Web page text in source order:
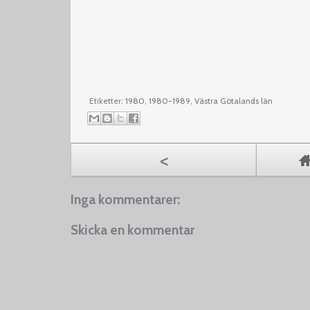
Etiketter: 1980, 1980-1989, Västra Götalands län
<
Inga kommentarer:
Skicka en kommentar